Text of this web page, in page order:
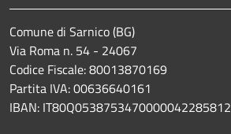
Comune di Sarnico (BG)
Via Roma n. 54 - 24067
Codice Fiscale: 80013870169
Partita IVA: 00636640161
IBAN: IT80Q0538753470000042285812